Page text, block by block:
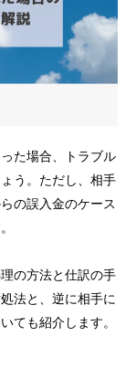
た場合、トラブル
う。ただし、相手
の誤入金のケース
の方法と仕訳の手
法と、逆に相手に
ても紹介します。